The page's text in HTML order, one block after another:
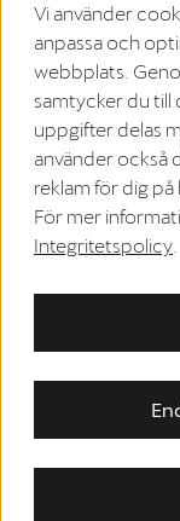
Om oss
Sekretesspolicy
Allmänna affärsvillkor
WEEE-registrering
Riktlinjer för cookies
EU Data Act
Leveransland:
Vi använder
anpassa och
webbplats.
samtycker du till
uppgifter delas
använder också
reklam för dig
För mer
Integritetspolicy